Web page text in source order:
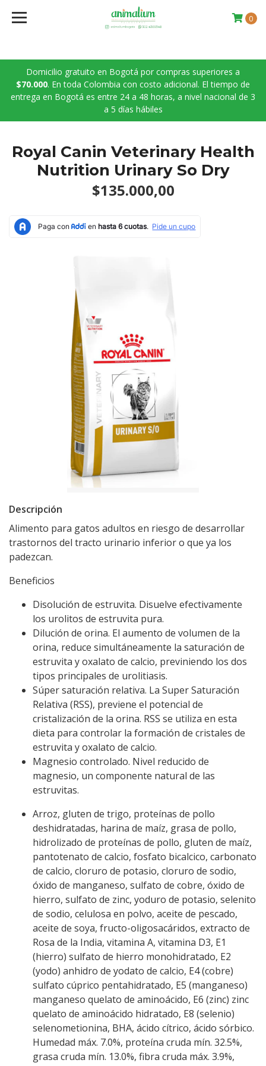
Domicilio gratuito en Bogotá por compras superiores a
$70.000. En toda Colombia con costo adicional. El tiempo de
entrega en Bogotá es entre 24 a 48 horas, a nivel nacional de 3
a 5 días hábiles
0
Royal Canin Veterinary Health
Nutrition Urinary So Dry
$135.000,00
Descripción
Alimento para gatos adultos en riesgo de desarrollar
trastornos del tracto urinario inferior o que ya los
padezcan.
Beneficios
Disolución de estruvita. Disuelve efectivamente
los urolitos de estruvita pura.
Dilución de orina. El aumento de volumen de la
orina, reduce simultáneamente la saturación de
estruvita y oxalato de calcio, previniendo los dos
tipos principales de urolitiasis.
Súper saturación relativa. La Super Saturación
Relativa (RSS), previene el potencial de
cristalización de la orina. RSS se utiliza en esta
dieta para controlar la formación de cristales de
estruvita y oxalato de calcio.
Magnesio controlado. Nivel reducido de
magnesio, un componente natural de las
estruvitas.
Arroz, gluten de trigo, proteínas de pollo
deshidratadas, harina de maíz, grasa de pollo,
hidrolizado de proteínas de pollo, gluten de maíz,
pantotenato de calcio, fosfato bicalcico, carbonato
de calcio, cloruro de potasio, cloruro de sodio,
óxido de manganeso, sulfato de cobre, óxido de
hierro, sulfato de zinc, yoduro de potasio, selenito
de sodio, celulosa en polvo, aceite de pescado,
aceite de soya, fructo-oligosacáridos, extracto de
Rosa de la India, vitamina A, vitamina D3, E1
(hierro) sulfato de hierro monohidratado, E2
(yodo) anhidro de yodato de calcio, E4 (cobre)
sulfato cúprico pentahidratado, E5 (manganeso)
manganeso quelato de aminoácido, E6 (zinc) zinc
quelato de aminoácido hidratado, E8 (selenio)
selenometionina, BHA, ácido cítrico, ácido sórbico.
Humedad máx. 7.0%, proteína cruda mín. 32.5%,
grasa cruda mín. 13.0%, fibra cruda máx. 3.9%,